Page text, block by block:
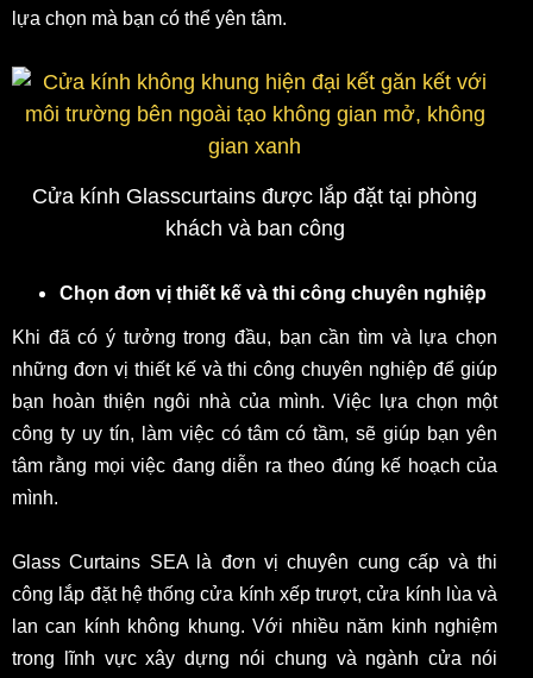
lựa chọn mà bạn có thể yên tâm.
Cửa kính Glasscurtains được lắp đặt tại phòng
khách và ban công
Chọn đơn vị thiết kế và thi công chuyên nghiệp
Khi đã có ý tưởng trong đầu, bạn cần tìm và lựa chọn
những đơn vị thiết kế và thi công chuyên nghiệp để giúp
bạn hoàn thiện ngôi nhà của mình. Việc lựa chọn một
công ty uy tín, làm việc có tâm có tầm, sẽ giúp bạn yên
tâm rằng mọi việc đang diễn ra theo đúng kế hoạch của
mình.
Glass Curtains SEA là đơn vị chuyên cung cấp và thi
công lắp đặt hệ thống cửa kính xếp trượt, cửa kính lùa và
lan can kính không khung. Với nhiều năm kinh nghiệm
trong lĩnh vực xây dựng nói chung và ngành cửa nói